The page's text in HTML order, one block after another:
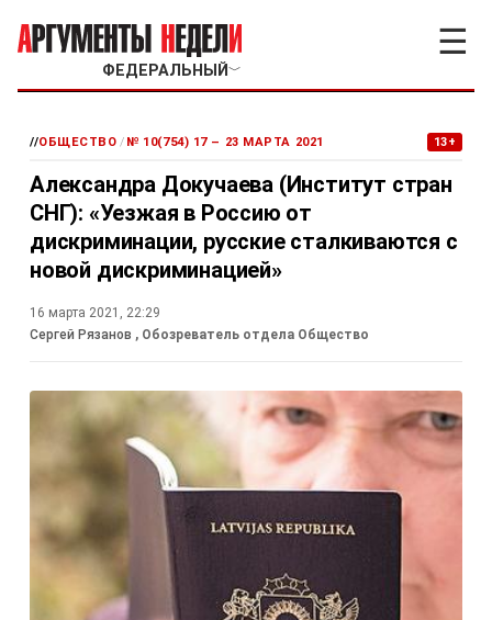
ФЕДЕРАЛЬНЫЙ ﹀
☰
//ОБЩЕСТВО / № 10(754) 17 – 23 МАРТА 2021 13+
Александра Докучаева (Институт стран
СНГ): «Уезжая в Россию от
дискриминации, русские сталкиваются с
новой дискриминацией»
16 марта 2021, 22:29
Сергей Рязанов , Обозреватель отдела Общество